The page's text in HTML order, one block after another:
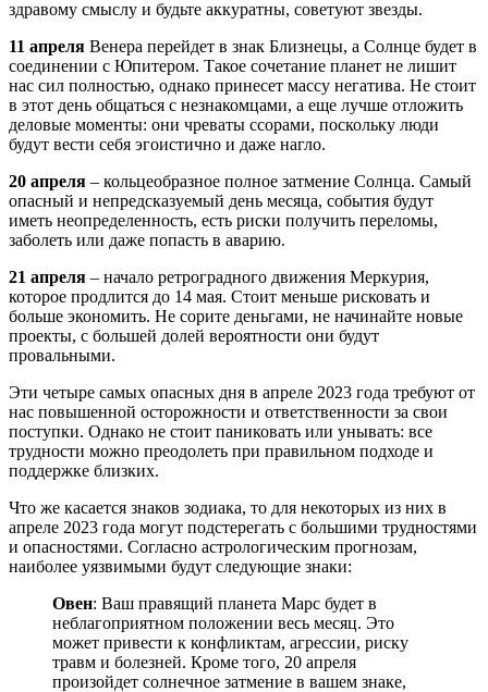
здравому смыслу и будьте аккуратны, советуют звезды.
11 апреля Венера перейдет в знак Близнецы, а Солнце будет в
соединении с Юпитером. Такое сочетание планет не лишит
нас сил полностью, однако принесет массу негатива. Не стоит
в этот день общаться с незнакомцами, а еще лучше отложить
деловые моменты: они чреваты ссорами, поскольку люди
будут вести себя эгоистично и даже нагло.
20 апреля – кольцеобразное полное затмение Солнца. Самый
опасный и непредсказуемый день месяца, события будут
иметь неопределенность, есть риски получить переломы,
заболеть или даже попасть в аварию.
21 апреля – начало ретроградного движения Меркурия,
которое продлится до 14 мая. Стоит меньше рисковать и
больше экономить. Не сорите деньгами, не начинайте новые
проекты, с большей долей вероятности они будут
провальными.
Эти четыре самых опасных дня в апреле 2023 года требуют от
нас повышенной осторожности и ответственности за свои
поступки. Однако не стоит паниковать или унывать: все
трудности можно преодолеть при правильном подходе и
поддержке близких.
Что же касается знаков зодиака, то для некоторых из них в
апреле 2023 года могут подстерегать с большими трудностями
и опасностями. Согласно астрологическим прогнозам,
наиболее уязвимыми будут следующие знаки:
Овен: Ваш правящий планета Марс будет в
неблагоприятном положении весь месяц. Это
может привести к конфликтам, агрессии, риску
травм и болезней. Кроме того, 20 апреля
произойдет солнечное затмение в вашем знаке,